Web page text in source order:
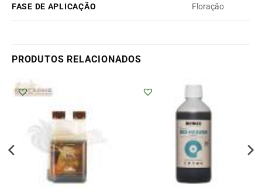
FASE DE APLICAÇÃO Floração
PRODUTOS RELACIONADOS